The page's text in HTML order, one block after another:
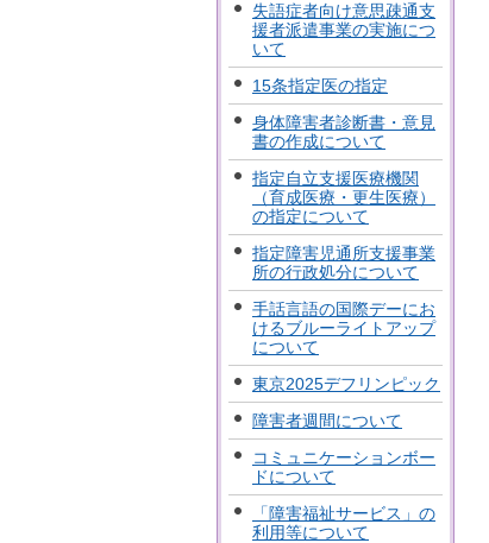
失語症者向け意思疎通支
援者派遣事業の実施につ
いて
15条指定医の指定
身体障害者診断書・意見
書の作成について
指定自立支援医療機関
（育成医療・更生医療）
の指定について
指定障害児通所支援事業
所の行政処分について
手話言語の国際デーにお
けるブルーライトアップ
について
東京2025デフリンピック
障害者週間について
コミュニケーションボー
ドについて
「障害福祉サービス」の
利用等について